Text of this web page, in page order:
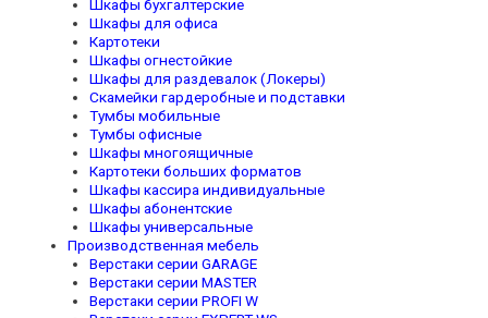
Шкафы бухгалтерские
Шкафы для офиса
Картотеки
Шкафы огнестойкие
Шкафы для раздевалок (Локеры)
Скамейки гардеробные и подставки
Тумбы мобильные
Тумбы офисные
Шкафы многоящичные
Картотеки больших форматов
Шкафы кассира индивидуальные
Шкафы абонентские
Шкафы универсальные
Производственная мебель
Верстаки серии GARAGE
Верстаки серии MASTER
Верстаки серии PROFI W